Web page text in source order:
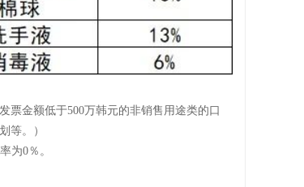
票金额低于500万韩元的非销售用途类的口
等。）
为0％。